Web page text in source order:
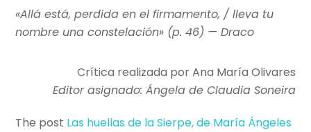
«Allá está, perdida en el firmamento, / lleva tu
nombre una constelación» (p. 46) —Draco
Crítica realizada por Ana María Olivares
Editor asignado: Ángela de Claudia Soneira
The post Las huellas de la Sierpe, de María Ángeles